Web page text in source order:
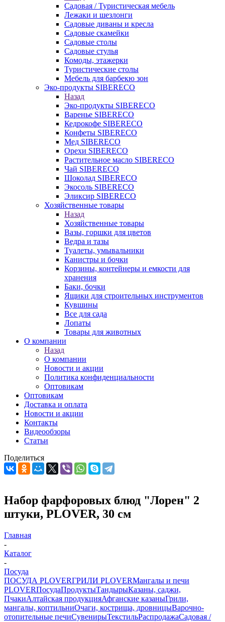
Садовая / Туристическая мебель
Лежаки и шезлонги
Садовые диваны и кресла
Садовые скамейки
Садовые столы
Садовые стулья
Комоды, этажерки
Туристические столы
Мебель для барбекю зон
Эко-продукты SIBERECO
Назад
Эко-продукты SIBERECO
Варенье SIBERECO
Кедрокофе SIBERECO
Конфеты SIBERECO
Мед SIBERECO
Орехи SIBERECO
Растительное масло SIBERECO
Чай SIBERECO
Шоколад SIBERECO
Экосоль SIBERECO
Эликсир SIBERECO
Хозяйственные товары
Назад
Хозяйственные товары
Вазы, горшки для цветов
Ведра и тазы
Туалеты, умывальники
Канистры и бочки
Корзины, контейнеры и емкости для
хранения
Баки, бочки
Ящики для строительных инструментов
Кувшины
Все для сада
Лопаты
Товары для животных
О компании
Назад
О компании
Новости и акции
Политика конфиденциальности
Оптовикам
Оптовикам
Доставка и оплата
Новости и акции
Контакты
Видеообзоры
Статьи
Поделиться
Набор фарфоровых блюд "Лорен" 2
штуки, PLOVER, 30 см
Главная
-
Каталог
-
Посуда
ПОСУДА PLOVERГРИЛИ PLOVERМангалы и печи
PLOVERПосудаПродуктыТандырыКазаны, саджи,
ПчакиАлтайская продукцияАфганские казаныГрили,
мангалы, коптильниОчаги, кострища, дровницыВарочно-
отопительные печиСувенирыТекстильРаспродажаСадовая /